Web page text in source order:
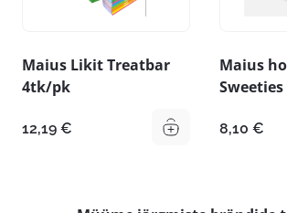
Maius Likit Treatbar
4tk/pk
12,19 €
Maius
Sweeties
8,10 €